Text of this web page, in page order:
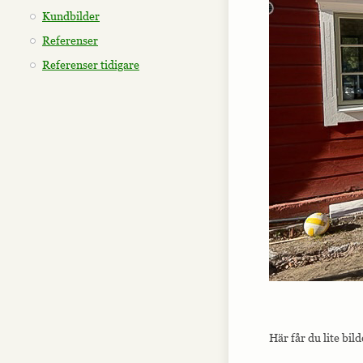
Kundbilder
Referenser
Referenser tidigare
Här får du lite